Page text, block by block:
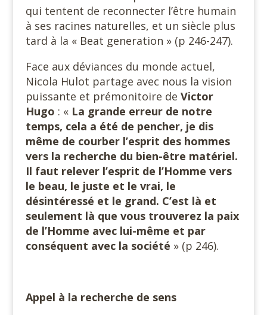
qui tentent de reconnecter l’être humain
à ses racines naturelles, et un siècle plus
tard à la « Beat generation » (p 246-247).
Face aux déviances du monde actuel,
Nicola Hulot partage avec nous la vision
puissante et prémonitoire de Victor
Hugo : « La grande erreur de notre
temps, cela a été de pencher, je dis
même de courber l’esprit des hommes
vers la recherche du bien-être matériel.
Il faut relever l’esprit de l’Homme vers
le beau, le juste et le vrai, le
désintéressé et le grand. C’est là et
seulement là que vous trouverez la paix
de l’Homme avec lui-même et par
conséquent avec la société » (p 246).
Appel à la recherche de sens